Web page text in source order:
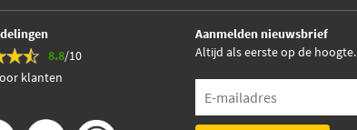
8.8/10
klanten
Aanmelden nieuwsbrief
Altijd als eerste op de hoogte.